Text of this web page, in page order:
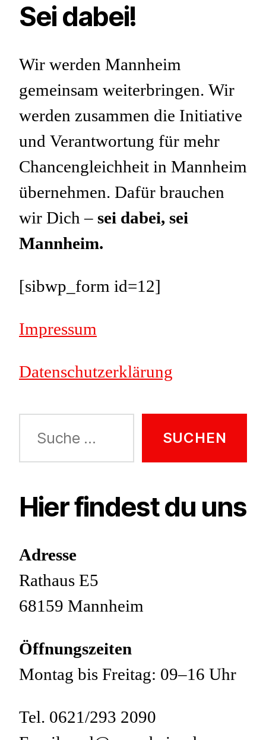
Sei dabei!
Wir werden Mannheim
gemeinsam weiterbringen. Wir
werden zusammen die Initiative
und Verantwortung für mehr
Chancengleichheit in Mannheim
übernehmen. Dafür brauchen
wir Dich –sei dabei, sei
Mannheim.
[sibwp_form id=12]
Impressum
Datenschutzerklärung
nach:
Hier findest du uns
Adresse
Rathaus E5
68159 Mannheim
Öffnungszeiten
Montag bis Freitag: 09–16 Uhr
Tel. 0621/293 2090